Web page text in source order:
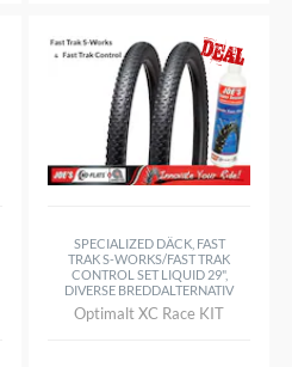
SPECIALIZED DÄCK, FAST
TRAK S-WORKS/FAST TRAK
CONTROL SET LIQUID 29",
DIVERSE BREDDALTERNATIV
Optimalt XC Race KIT